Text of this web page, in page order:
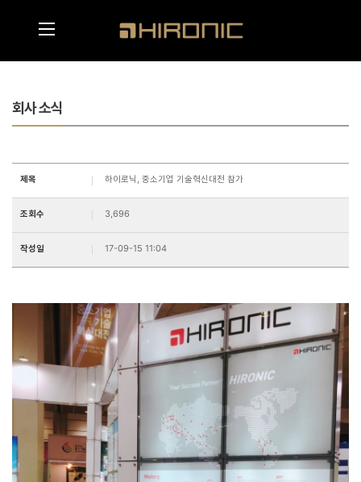
회사 소식
제목 하이로닉, 중소기업 기술혁신대전 참가
조회수 3,696
작성일 17-09-15 11:04